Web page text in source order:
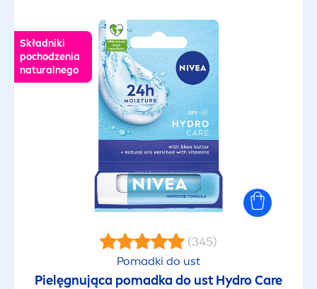
Składniki
pochodzenia
naturalnego
(345)
Pomadki do ust
Pielęgnująca pomadka do ustHydroCare